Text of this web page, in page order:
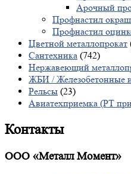
Арочный
Профнастил
Профнастил
Цветной металлопрокат
Сантехника (742)
Нержавеющий
ЖБИ / Железобетонные
Рельсы (23)
Авиатехприемка (РТ
Контакты
ООО «Металл Момент»